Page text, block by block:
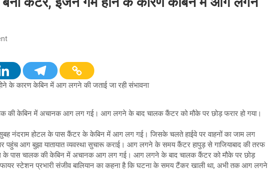
के कारण केबिन में आग लगने की जताई जा रही संभावना
की केबिन में अचानक आग लग गई। आग लगने के बाद चालक कैंटर को मौके पर छोड़ फरार हो गया।
नंदराम होटल के पास कैंटर के केबिन में आग लग गई। जिसके चलते हाईवे पर वाहनों का जाम लग
पहुंच आग बुझा यातायात व्यवस्था सुचारू कराई। आग लगने के समय कैंटर हापुड़ से गाजियाबाद की तरफ
के पास चालक की केबिन में अचानक आग लग गई। आग लगने के बाद चालक कैंटर को मौके पर छोड़
फायर स्टेशन प्रभारी संजीव बालियान का कहना है कि घटना के समय टैंकर खाली था, अभी तक आग लगने